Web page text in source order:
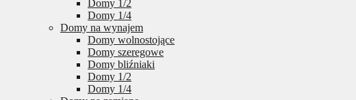
Domy 1/2
Domy 1/4
Domy na wynajem
Domy wolnostojące
Domy szeregowe
Domy bliźniaki
Domy 1/2
Domy 1/4